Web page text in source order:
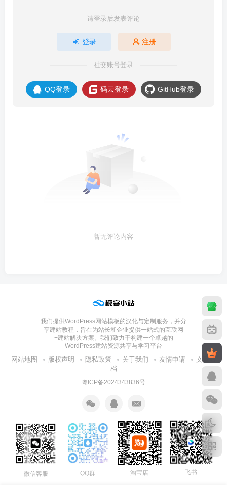
请登录后发表评论
登录 注册
社交账号登录
QQ登录 码云登录 GitHub登录
暂无评论内容
我们提供WordPress网站模板的汉化与定制服务，并分
享建站教程，旨在为站长和企业提供一站式的互联网
+建站解决方案。我们致力于构建一个卓越的
WordPress建站资源共享与学习平台
网站地图 版权声明 隐私政策 关于我们 友情申请
文章归
档
粤ICP备2024343836号
微信客服 QQ群 淘宝店 飞书